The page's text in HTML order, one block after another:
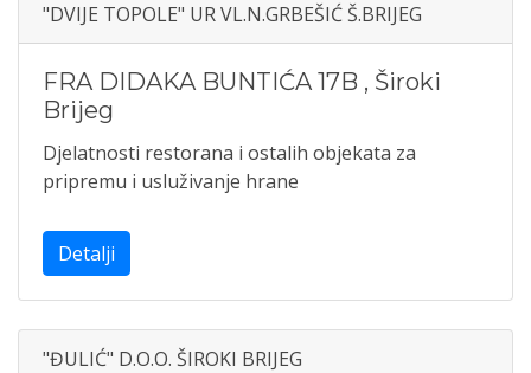
"DVIJE TOPOLE" UR VL.N.GRBEŠIĆ Š.BRIJEG
FRA DIDAKA BUNTIĆA 17B , Široki
Brijeg
Djelatnosti restorana i ostalih objekata za
pripremu i usluživanje hrane
Detalji
"ĐULIĆ" D.O.O. ŠIROKI BRIJEG